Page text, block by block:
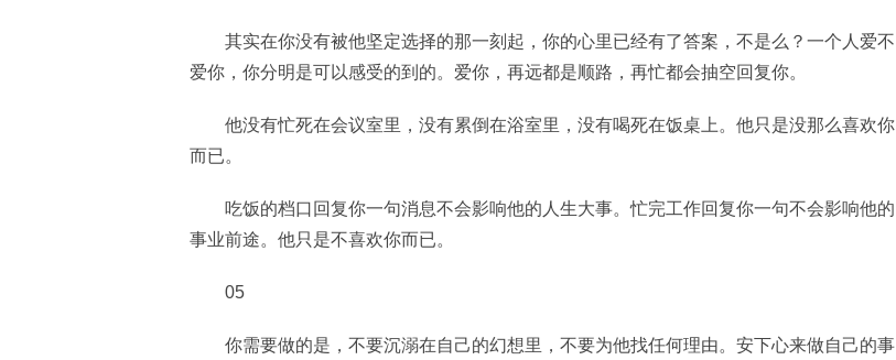
其实在你没有被他坚定选择的那一刻起，你的心里已经有了答案，不是么？一个人爱不
爱你，你分明是可以感受的到的。爱你，再远都是顺路，再忙都会抽空回复你。
他没有忙死在会议室里，没有累倒在浴室里，没有喝死在饭桌上。他只是没那么喜欢你
而已。
吃饭的档口回复你一句消息不会影响他的人生大事。忙完工作回复你一句不会影响他的
事业前途。他只是不喜欢你而已。
05
你需要做的是，不要沉溺在自己的幻想里，不要为他找任何理由。安下心来做自己的事